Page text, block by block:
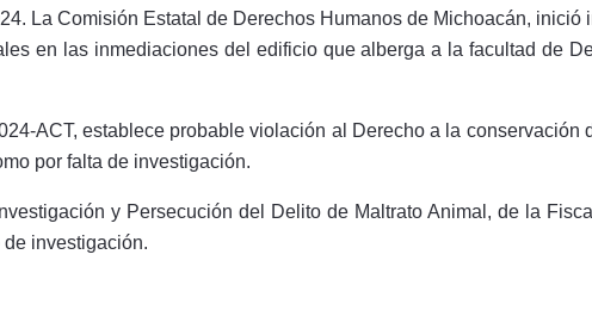
La Comisión Estatal de Derechos Humanos de Michoacán,
en las inmediaciones del edificio que alberga a la facultad de
ACT, establece probable violación al Derecho a la conservación
por falta de investigación.
y Persecución del Delito de Maltrato Animal, de la
investigación.